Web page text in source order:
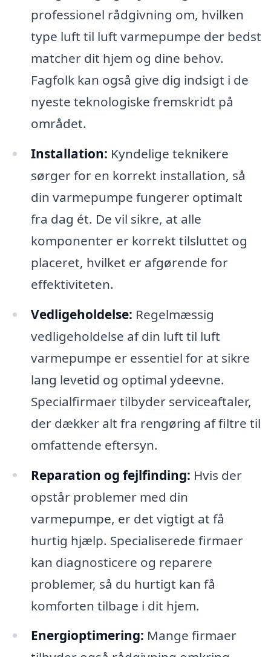
professionel rådgivning om, hvilken
type luft til luft varmepumpe der bedst
matcher dit hjem og dine behov.
Fagfolk kan også give dig indsigt i de
nyeste teknologiske fremskridt på
området.
Installation: Kyndelige teknikere
sørger for en korrekt installation, så
din varmepumpe fungerer optimalt
fra dag ét. De vil sikre, at alle
komponenter er korrekt tilsluttet og
placeret, hvilket er afgørende for
effektiviteten.
Vedligeholdelse: Regelmæssig
vedligeholdelse af din luft til luft
varmepumpe er essentiel for at sikre
lang levetid og optimal ydeevne.
Specialfirmaer tilbyder serviceaftaler,
der dækker alt fra rengøring af filtre til
omfattende eftersyn.
Reparation og fejlfinding: Hvis der
opstår problemer med din
varmepumpe, er det vigtigt at få
hurtig hjælp. Specialiserede firmaer
kan diagnosticere og reparere
problemer, så du hurtigt kan få
komforten tilbage i dit hjem.
Energioptimering: Mange firmaer